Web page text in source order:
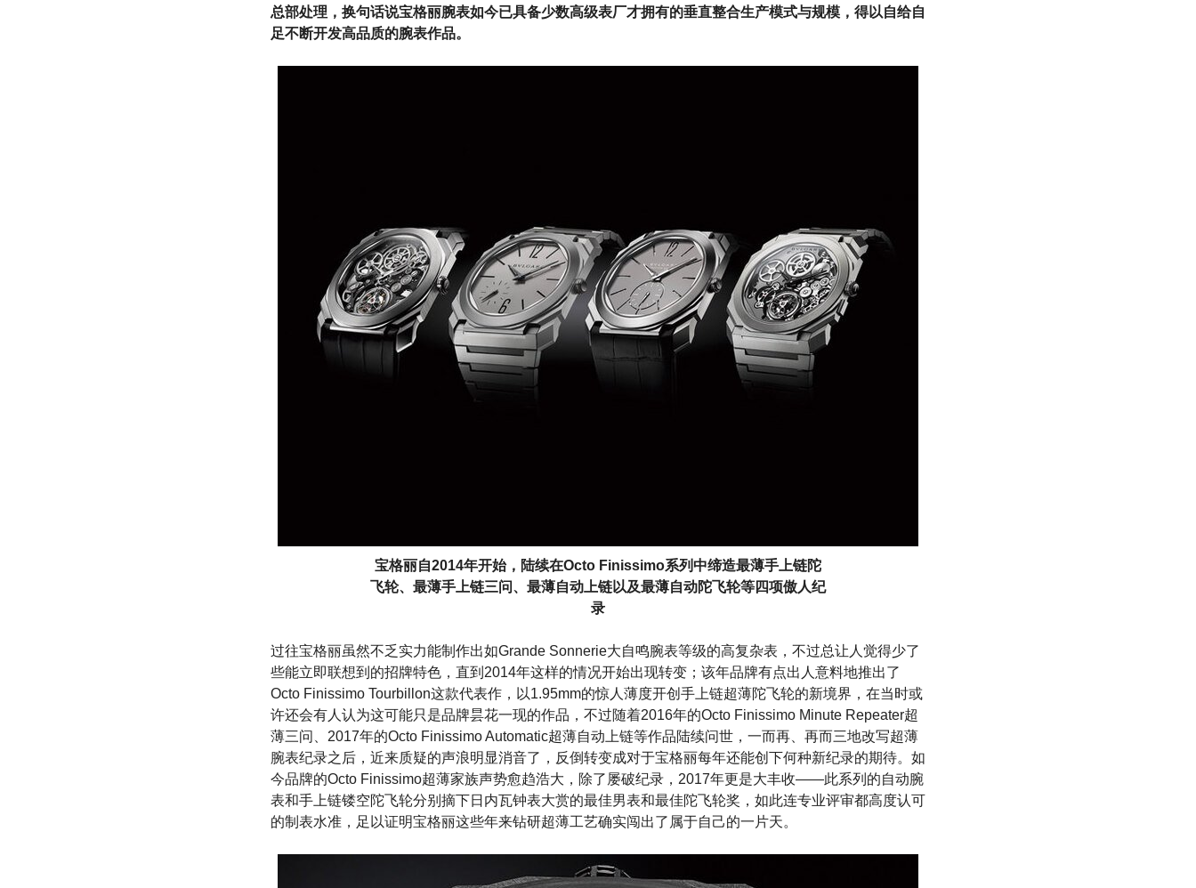
总部处理，换句话说宝格丽腕表如今已具备少数高级表厂才拥有的垂直整合生产模式与规模，得以自给自
足不断开发高品质的腕表作品。
宝格丽自2014年开始，陆续在Octo Finissimo系列中缔造最薄手上链陀
飞轮、最薄手上链三问、最薄自动上链以及最薄自动陀飞轮等四项傲人纪
录
过往宝格丽虽然不乏实力能制作出如Grande Sonnerie大自鸣腕表等级的高复杂表，不过总让人觉得少了
些能立即联想到的招牌特色，直到2014年这样的情况开始出现转变；该年品牌有点出人意料地推出了
Octo Finissimo Tourbillon这款代表作，以1.95mm的惊人薄度开创手上链超薄陀飞轮的新境界，在当时或
许还会有人认为这可能只是品牌昙花一现的作品，不过随着2016年的Octo Finissimo Minute Repeater超
薄三问、2017年的Octo Finissimo Automatic超薄自动上链等作品陆续问世，一而再、再而三地改写超薄
腕表纪录之后，近来质疑的声浪明显消音了，反倒转变成对于宝格丽每年还能创下何种新纪录的期待。如
今品牌的Octo Finissimo超薄家族声势愈趋浩大，除了屡破纪录，2017年更是大丰收——此系列的自动腕
表和手上链镂空陀飞轮分别摘下日内瓦钟表大赏的最佳男表和最佳陀飞轮奖，如此连专业评审都高度认可
的制表水准，足以证明宝格丽这些年来钻研超薄工艺确实闯出了属于自己的一片天。